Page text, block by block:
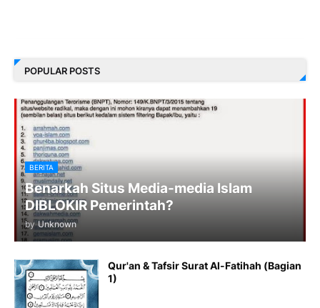
POPULAR POSTS
BERITA
Benarkah Situs Media-media Islam
DIBLOKIR Pemerintah?
by Unknown
Qur'an & Tafsir Surat Al-Fatihah (Bagian
1)